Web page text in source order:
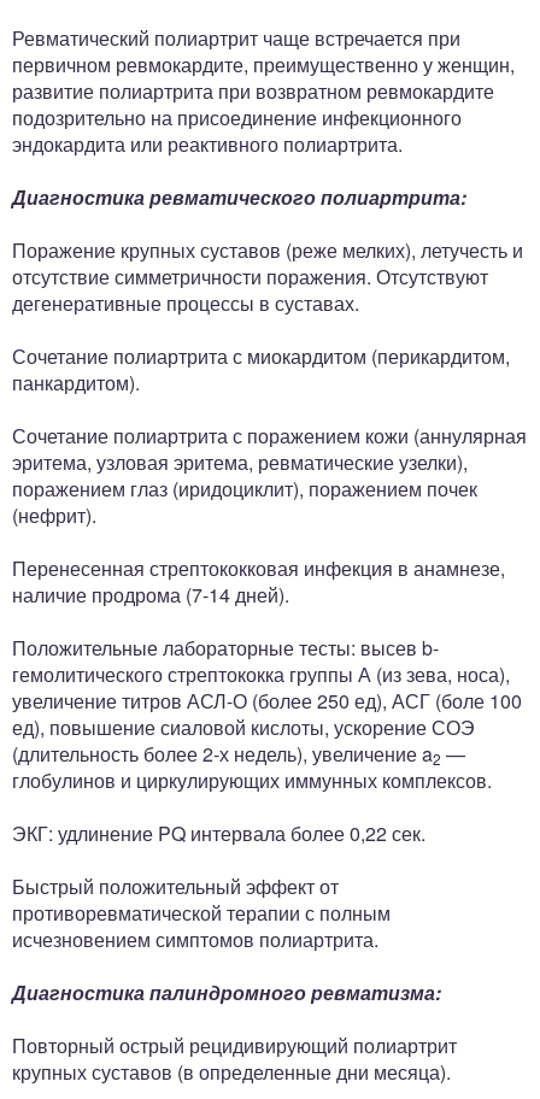
Ревматический полиартрит чаще встречается при
первичном ревмокардите, преимущественно у женщин,
развитие полиартрита при возвратном ревмокардите
подозрительно на присоединение инфекционного
эндокардита или реактивного полиартрита.
Диагностика ревматического полиартрита:
Поражение крупных суставов (реже мелких), летучесть и
отсутствие симметричности поражения. Отсутствуют
дегенеративные процессы в суставах.
Сочетание полиартрита с миокардитом (перикардитом,
панкардитом).
Сочетание полиартрита с поражением кожи (аннулярная
эритема, узловая эритема, ревматические узелки),
поражением глаз (иридоциклит), поражением почек
(нефрит).
Перенесенная стрептококковая инфекция в анамнезе,
наличие продрома (7-14 дней).
Положительные лабораторные тесты: высев b-
гемолитического стрептококка группы А (из зева, носа),
увеличение титров АСЛ-О (более 250 ед), АСГ (боле 100
ед), повышение сиаловой кислоты, ускорение СОЭ
(длительность более 2-х недель), увеличение a2 —
глобулинов и циркулирующих иммунных комплексов.
ЭКГ: удлинение PQ интервала более 0,22 сек.
Быстрый положительный эффект от
противоревматической терапии с полным
исчезновением симптомов полиартрита.
Диагностика палиндромного ревматизма:
Повторный острый рецидивирующий полиартрит
крупных суставов (в определенные дни месяца).